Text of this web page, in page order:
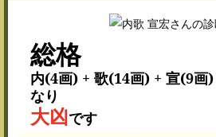
総格
内(4画) + 歌(14画) + 宣(9画
なり
大凶です